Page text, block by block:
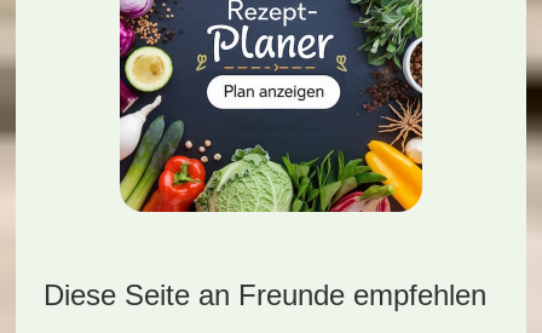
Diese Seite an Freunde empfehlen